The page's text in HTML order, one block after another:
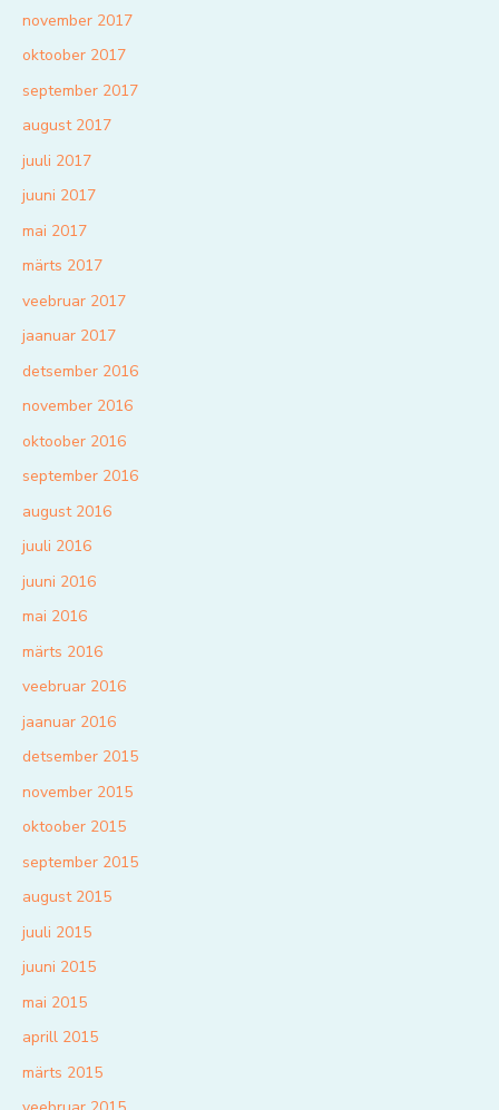
november 2017
oktoober 2017
september 2017
august 2017
juuli 2017
juuni 2017
mai 2017
märts 2017
veebruar 2017
jaanuar 2017
detsember 2016
november 2016
oktoober 2016
september 2016
august 2016
juuli 2016
juuni 2016
mai 2016
märts 2016
veebruar 2016
jaanuar 2016
detsember 2015
november 2015
oktoober 2015
september 2015
august 2015
juuli 2015
juuni 2015
mai 2015
aprill 2015
märts 2015